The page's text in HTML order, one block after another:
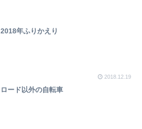
2018年ふりかえり
2018.12.19
ロード以外の自転車